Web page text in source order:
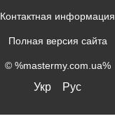
Контактная информация
Полная версия сайта
© %mastermy.com.ua%
Укр Рус